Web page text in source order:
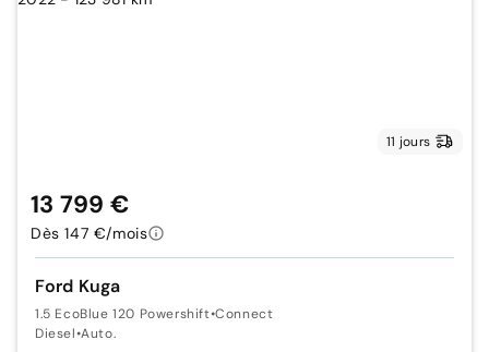
11 jours
Ford Kuga
1.5 EcoBlue 120 Powershift•Connect
Diesel•Auto.
13 799 €
Dès 147 €/mois